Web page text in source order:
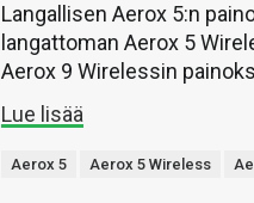
Langallisen Aerox 5:n
langattoman Aerox 5
Aerox 9 Wirelessin
Lue lisää
Aerox 5 Aerox 5 Wireless